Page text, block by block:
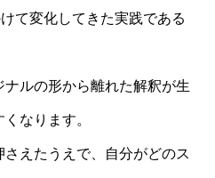
て変化してきた実践である
ルの形から離れた解釈が生
なります。
えたうえで、自分がどのス